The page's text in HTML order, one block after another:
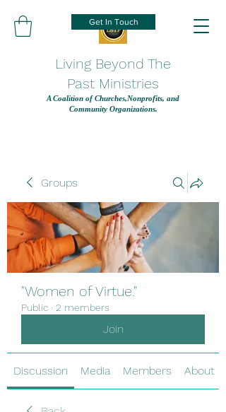
Living Beyond The
Past Ministries
A Coalition of Churches,Nonprofits, and
Community Organizations.
Get In Touch
Groups
"Women of Virtue."
Public · 2 members
Join
Discussion Media Members About